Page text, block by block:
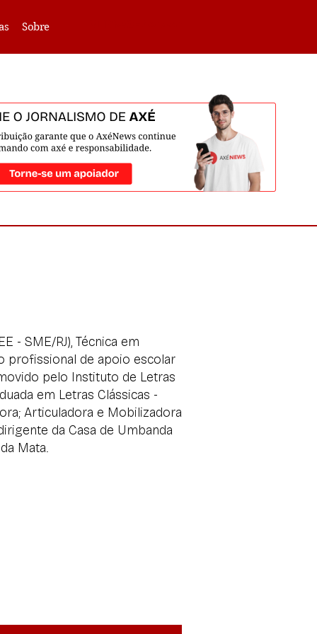
Sobre
- SME/RJ), Técnica em
profissional de apoio escolar
pelo Instituto de Letras
em Letras Clássicas -
Articuladora e Mobilizadora
da Casa de Umbanda
Mata.